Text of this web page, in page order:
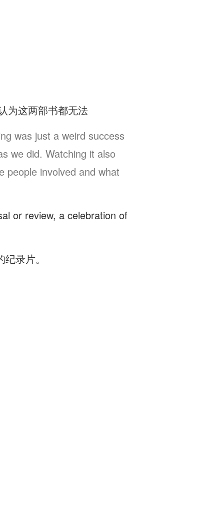
为这两部书都无法
was just a weird success
we did. Watching it also
people involved and what
or review, a celebration of
录片。